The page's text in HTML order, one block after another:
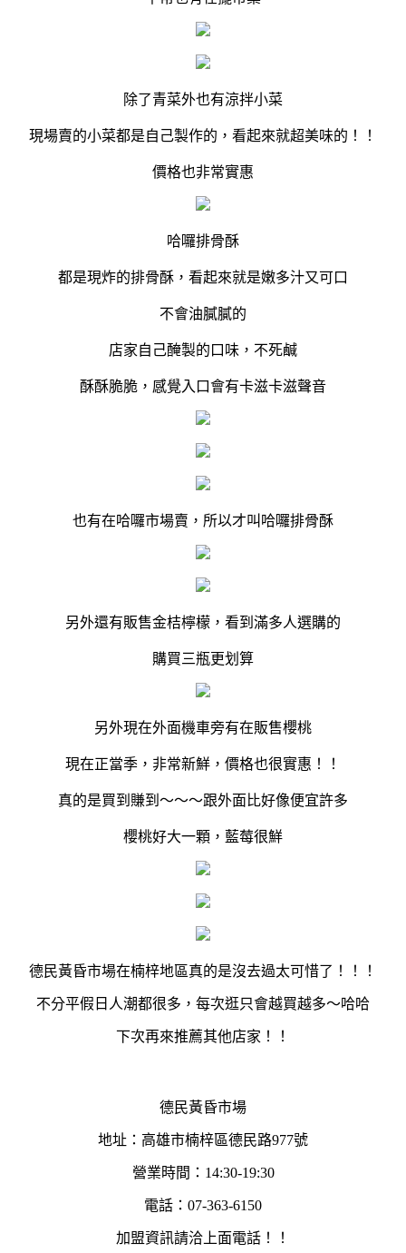
除了青菜外也有涼拌小菜
現場賣的小菜都是自己製作的，看起來就超美味的！！
價格也非常實惠
哈囉排骨酥
都是現炸的排骨酥，看起來就是嫩多汁又可口
不會油膩膩的
店家自己醃製的口味，不死鹹
酥酥脆脆，感覺入口會有卡滋卡滋聲音
也有在哈囉市場賣，所以才叫哈囉排骨酥
另外還有販售金桔檸檬，看到滿多人選購的
購買三瓶更划算
另外現在外面機車旁有在販售櫻桃
現在正當季，非常新鮮，價格也很實惠！！
真的是買到賺到～～～跟外面比好像便宜許多
櫻桃好大一顆，藍莓很鮮
德民黃昏市場在楠梓地區真的是沒去過太可惜了！！！
不分平假日人潮都很多，每次逛只會越買越多～哈哈
下次再來推薦其他店家！！
德民黃昏市場
地址：高雄市楠梓區德民路977號
營業時間：14:30-19:30
電話：07-363-6150
加盟資訊請洽上面電話！！